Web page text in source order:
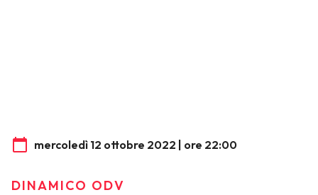
mercoledì 12 ottobre 2022 | ore 22:00
DINAMICO ODV